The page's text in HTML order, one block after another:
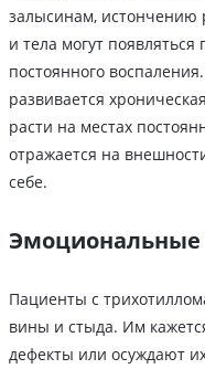
залысинам, истончению
и тела могут
постоянного
развивается
расти на местах
отражается на
себе.
Эмоциональные
Пациенты с
вины и стыда. Им
дефекты или осуждают